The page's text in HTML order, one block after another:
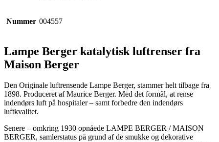
Nummer 004557
Lampe Berger katalytisk luftrenser fra
Maison Berger
Den Originale luftrensende Lampe Berger, stammer helt tilbage fra
1898. Produceret af Maurice Berger. Med det formål, at rense
indendørs luft på hospitaler – samt forbedre den indendørs
luftkvalitet.
Senere – omkring 1930 opnåede LAMPE BERGER / MAISON
BERGER, samlerstatus på grund af de smukke og dekorative